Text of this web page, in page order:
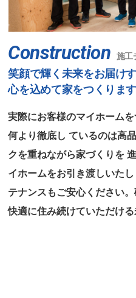
Construction 施工
笑顔で輝く未来をお届け
心を込めて家をつくります
実際にお客様のマイホーム
何より徹底し ているのは高
クを重ねながら家づくりを
イホームをお引き渡しいた
テナンスもご安心ください
快適に住み続けていただけ